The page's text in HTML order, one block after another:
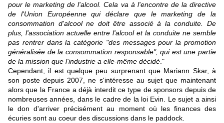
pour le marketing de l'alcool. Cela va à l'encontre de la directive
de l'Union Européenne qui déclare que le marketing de la
consommation d'alcool ne doit être associé à la conduite. De
plus, l'association actuelle entre l'alcool et la conduite ne semble
pas rentrer dans la catégorie "des messages pour la promotion
généralisée de la consommation responsable", qui est une partie
de la mission que l'industrie a elle-même décidé ."
Cependant, il est quelque peu surprenant que Mariann Skar, à
son poste depuis 2007, ne s'intéresse au sujet que maintenant
alors que la France a déjà interdit ce type de sponsors depuis de
nombreuses années, dans le cadre de la loi Evin. Le sujet a ainsi
le don d'arriver précisément au moment où les finances des
écuries sont au coeur des discussions dans le paddock.